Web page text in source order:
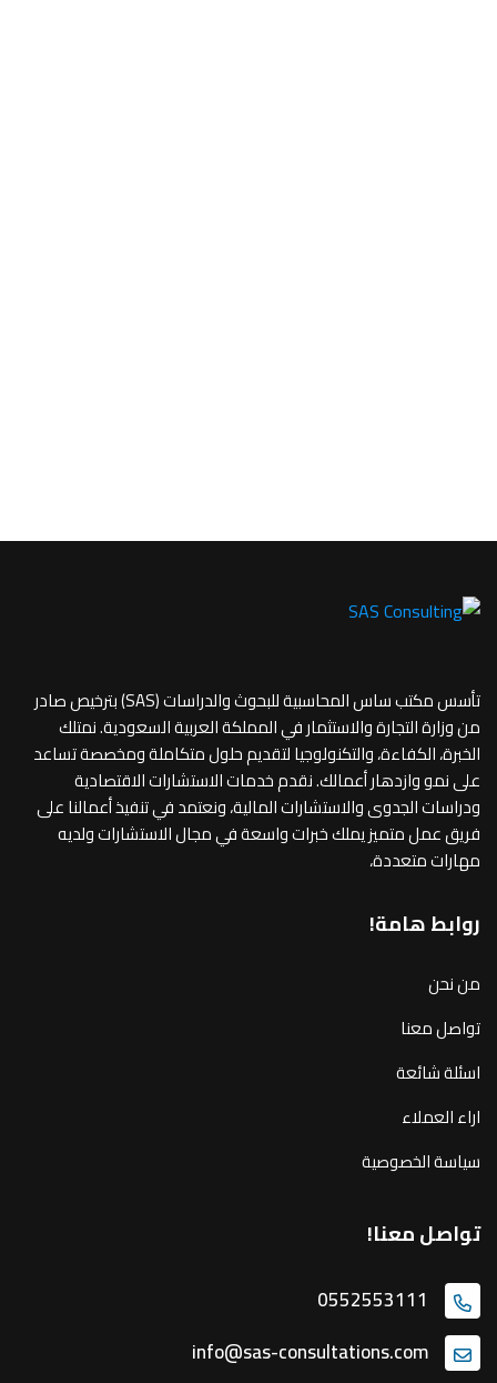
تأسس مكتب ساس المحاسبية للبحوث والدراسات (SAS) بترخيص صادر
من وزارة التجارة والاستثمار في المملكة العربية السعودية. نمتلك
الخبرة، الكفاءة، والتكنولوجيا لتقديم حلول متكاملة ومخصصة تساعد
على نمو وازدهار أعمالك. نقدم خدمات الاستشارات الاقتصادية
ودراسات الجدوى والاستشارات المالية، ونعتمد في تنفيذ أعمالنا على
فريق عمل متميز يملك خبرات واسعة في مجال الاستشارات ولديه
مهارات متعددة،
روابط هامة!
من نحن
تواصل معنا
اسئلة شائعة
اراء العملاء
سياسة الخصوصية
تواصل معنا!
0552553111
info@sas-consultations.com